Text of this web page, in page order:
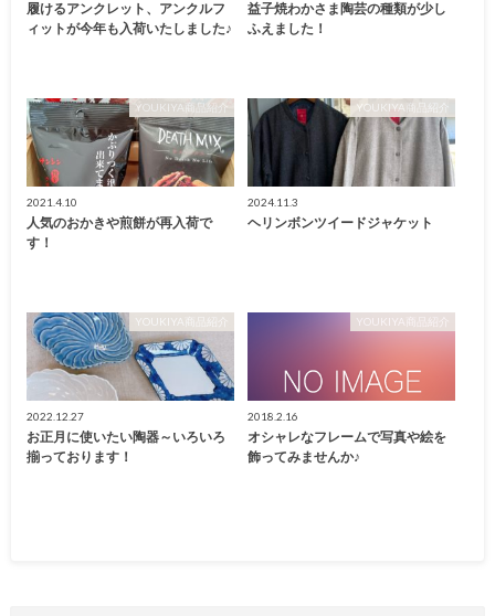
履けるアンクレット、アンクルフ
ィットが今年も入荷いたしました♪
益子焼わかさま陶芸の種類が少し
ふえました！
YOUKIYA商品紹介
2021.4.10
人気のおかきや煎餅が再入荷で
す！
YOUKIYA商品紹介
2024.11.3
ヘリンボンツイードジャケット
YOUKIYA商品紹介
2022.12.27
お正月に使いたい陶器～いろいろ
揃っております！
YOUKIYA商品紹介
2018.2.16
オシャレなフレームで写真や絵を
飾ってみませんか♪